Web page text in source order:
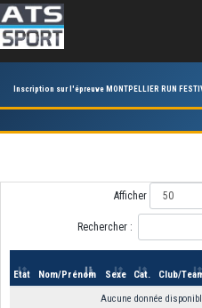
Inscription sur l'épreuve MONTPELLIER RUN
Afficher
Rechercher :
Etat Nom/Prénom Sexe Cat. Club/
Aucune donnée